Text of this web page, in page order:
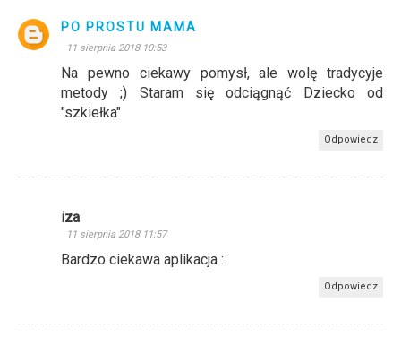
PO PROSTU MAMA
11 sierpnia 2018 10:53
Na pewno ciekawy pomysł, ale wolę tradycyje
metody ;) Staram się odciągnąć Dziecko od
"szkiełka"
Odpowiedz
iza
11 sierpnia 2018 11:57
Bardzo ciekawa aplikacja :
Odpowiedz